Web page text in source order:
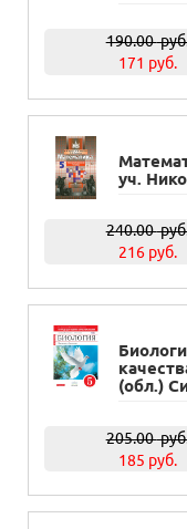
190.00
171 руб.
уч.
240.00
216 руб.
(обл.)
205.00
185 руб.